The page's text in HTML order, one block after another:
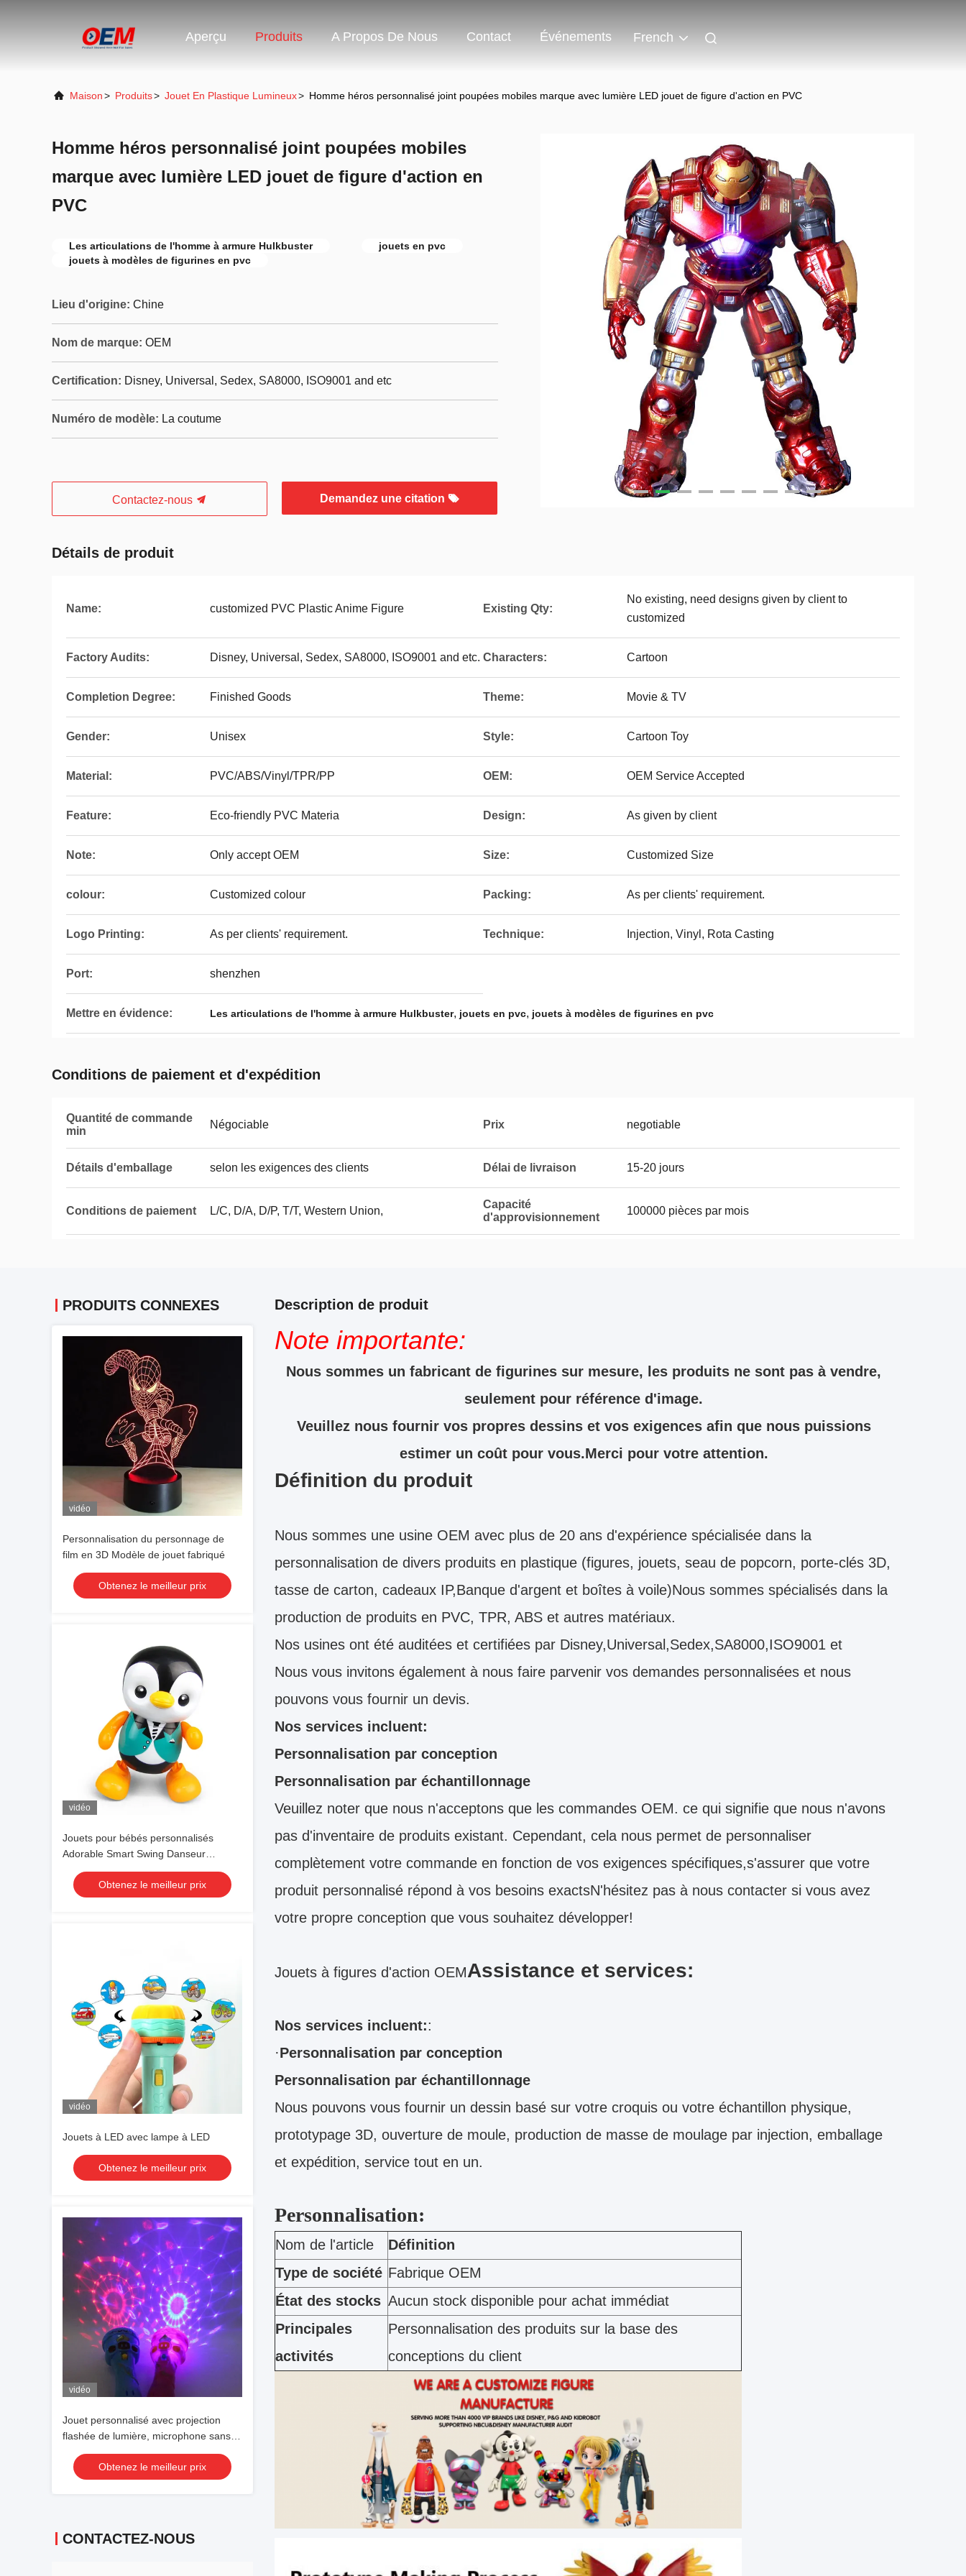
Aperçu Produits A Propos De Nous Contact Événements French
Maison> Produits> Jouet En Plastique Lumineux> Homme héros personnalisé joint poupées mobiles marque avec lumière LED jouet de figure d'action en PVC
Homme héros personnalisé joint poupées mobiles
marque avec lumière LED jouet de figure d'action en
PVC
Les articulations de l'homme à armure Hulkbuster
jouets en pvc
jouets à modèles de figurines en pvc
Lieu d'origine: Chine
Nom de marque: OEM
Certification: Disney, Universal, Sedex, SA8000, ISO9001 and etc
Numéro de modèle: La coutume
Contactez-nous Demandez une citation
Détails de produit
Name: customized PVC Plastic Anime Figure Existing Qty:
No existing, need designs given by client to
customized
Factory Audits: Disney, Universal, Sedex, SA8000, ISO9001 and etc. Characters: Cartoon
Completion Degree: Finished Goods Theme: Movie & TV
Gender: Unisex Style: Cartoon Toy
Material: PVC/ABS/Vinyl/TPR/PP OEM: OEM Service Accepted
Feature: Eco-friendly PVC Materia Design: As given by client
Note: Only accept OEM Size: Customized Size
colour: Customized colour Packing: As per clients' requirement.
Logo Printing: As per clients' requirement. Technique: Injection, Vinyl, Rota Casting
Port: shenzhen
Mettre en évidence: Les articulations de l'homme à armure Hulkbuster, jouets en pvc, jouets à modèles de figurines en pvc
Conditions de paiement et d'expédition
Quantité de commande
min
Négociable Prix negotiable
Détails d'emballage selon les exigences des clients Délai de livraison 15-20 jours
Conditions de paiement L/C, D/A, D/P, T/T, Western Union,
Capacité
d'approvisionnement
100000 pièces par mois
PRODUITS CONNEXES
vidéo
Personnalisation du personnage de
film en 3D Modèle de jouet fabriqué
Obtenez le meilleur prix
vidéo
Jouets pour bébés personnalisés
Adorable Smart Swing Danseur
Pingouin Éducation Jouet lumineux
LED
Obtenez le meilleur prix
vidéo
Jouets à LED avec lampe à LED
Obtenez le meilleur prix
vidéo
Jouet personnalisé avec projection
flashée de lumière, microphone sans
fil, lampe de poche, forme, jouet brillant
mignon
Obtenez le meilleur prix
CONTACTEZ-NOUS
Description de produit
Note importante:
Nous sommes un fabricant de figurines sur mesure, les produits ne sont pas à vendre,
seulement pour référence d'image.
Veuillez nous fournir vos propres dessins et vos exigences afin que nous puissions
estimer un coût pour vous.Merci pour votre attention.
Définition du produit
Nous sommes une usine OEM avec plus de 20 ans d'expérience spécialisée dans la
personnalisation de divers produits en plastique (figures, jouets, seau de popcorn, porte-clés 3D,
tasse de carton, cadeaux IP,Banque d'argent et boîtes à voile)Nous sommes spécialisés dans la
production de produits en PVC, TPR, ABS et autres matériaux.
Nos usines ont été auditées et certifiées par Disney,Universal,Sedex,SA8000,ISO9001 et
Nous vous invitons également à nous faire parvenir vos demandes personnalisées et nous
pouvons vous fournir un devis.
Nos services incluent:
Personnalisation par conception
Personnalisation par échantillonnage
Veuillez noter que nous n'acceptons que les commandes OEM. ce qui signifie que nous n'avons
pas d'inventaire de produits existant. Cependant, cela nous permet de personnaliser
complètement votre commande en fonction de vos exigences spécifiques,s'assurer que votre
produit personnalisé répond à vos besoins exactsN'hésitez pas à nous contacter si vous avez
votre propre conception que vous souhaitez développer!
Jouets à figures d'action OEMAssistance et services:
Nos services incluent::
·Personnalisation par conception
Personnalisation par échantillonnage
Nous pouvons vous fournir un dessin basé sur votre croquis ou votre échantillon physique,
prototypage 3D, ouverture de moule, production de masse de moulage par injection, emballage
et expédition, service tout en un.
Personnalisation:
Nom de l'article
Définition
Type de société Fabrique OEM
État des stocks Aucun stock disponible pour achat immédiat
Principales
activités
Personnalisation des produits sur la base des
conceptions du client